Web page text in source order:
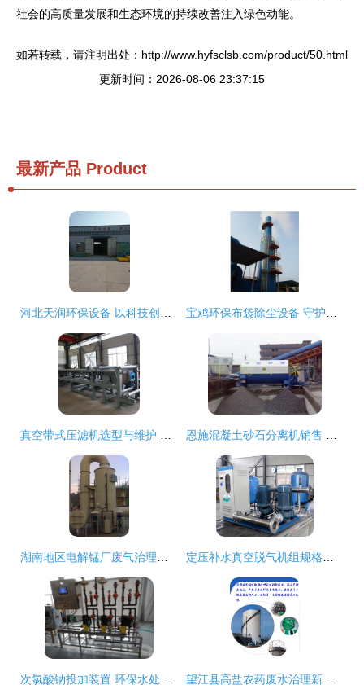
社会的高质量发展和生态环境的持续改善注入绿色动能。
如若转载，请注明出处：http://www.hyfsclsb.com/product/50.html
更新时间：2026-08-06 23:37:15
最新产品 Product